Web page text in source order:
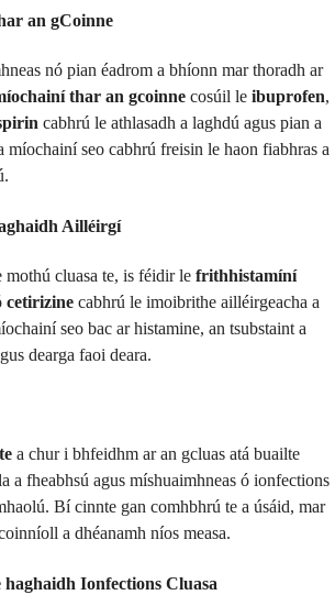
an gCoinne
nó pian éadrom a bhíonn mar thoradh ar
thar an gcoinne cosúil le ibuprofen,
cabhrú le athlasadh a laghdú agus pian a
míochainí seo cabhrú freisin le haon fiabhras a
Ailléirgí
cluasa te, is féidir le frithhistamíní
cetirizine cabhrú le imoibrithe ailléirgeacha a
seo bac ar histamine, an tsubstaint a
dearga faoi deara.
a chur i bhfeidhm ar an gcluas atá buailte
a fheabhsú agus míshuaimhneas ó ionfections
Bí cinnte gan comhbhrú te a úsáid, mar
a dhéanamh níos measa.
Ionfections Cluasa